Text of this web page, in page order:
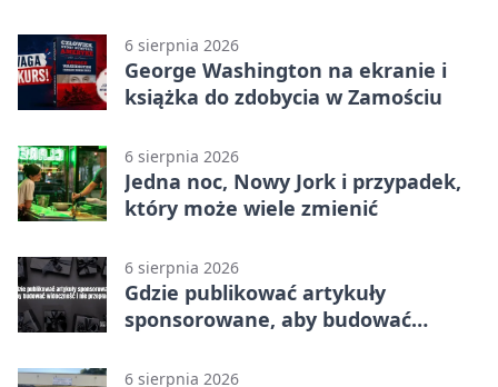
6 sierpnia 2026
George Washington na ekranie i
książka do zdobycia w Zamościu
6 sierpnia 2026
Jedna noc, Nowy Jork i przypadek,
który może wiele zmienić
6 sierpnia 2026
Gdzie publikować artykuły
sponsorowane, aby budować
6 sierpnia 2026